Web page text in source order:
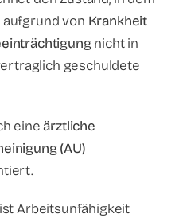
von Krankheit
nicht in
geschuldete
eineärztliche
(AU)
Arbeitsunfähigkeit